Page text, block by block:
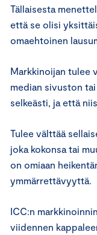
Tällaisesta
että se olisi
omaehtoinen
Markkinoijan tulee
median sivuston
selkeästi, ja että
Tulee välttää
joka kokonsa tai
on omiaan
ymmärrettävyyttä.
ICC:n
viidennen